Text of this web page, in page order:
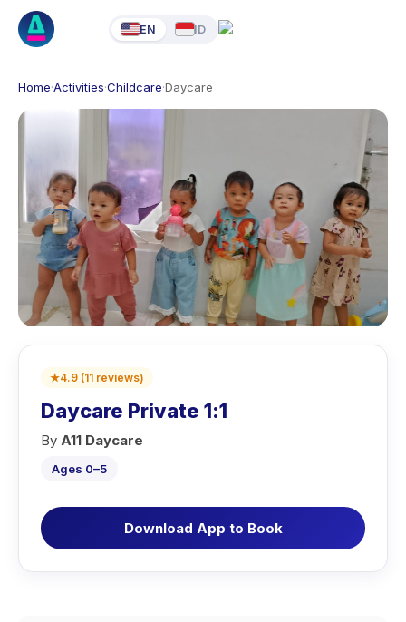
EN ID
Home·Activities·Childcare·Daycare
★4.9 (11 reviews)
Daycare Private 1:1
By A11 Daycare
Ages 0–5
Download App to Book